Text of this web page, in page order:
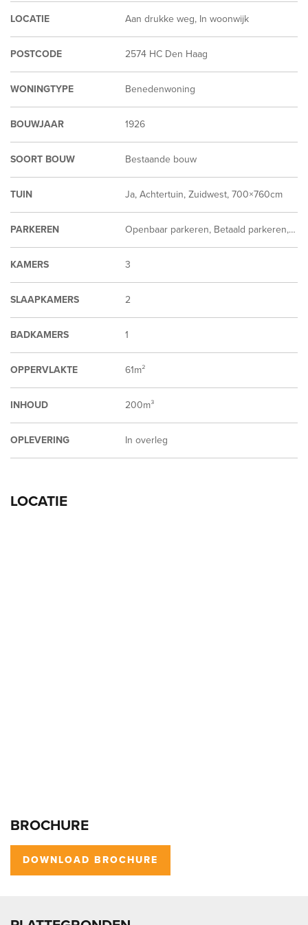
LOCATIE Aan drukke weg, In woonwijk
POSTCODE 2574 HC Den Haag
WONINGTYPE Benedenwoning
BOUWJAAR 1926
SOORT BOUW Bestaande bouw
TUIN Ja, Achtertuin, Zuidwest, 700×760cm
PARKEREN Openbaar parkeren, Betaald parkeren, Parkeervergunning
KAMERS 3
SLAAPKAMERS 2
BADKAMERS 1
OPPERVLAKTE 61m²
INHOUD 200m³
OPLEVERING In overleg
LOCATIE
BROCHURE
DOWNLOAD BROCHURE